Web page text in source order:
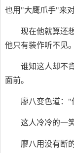
也用"大鹰爪手"来
现在他就算还
他只有装作听不见。
谁知这人却不
面前。
廖八变色道："
这人冷冷的一
廖八用没有断